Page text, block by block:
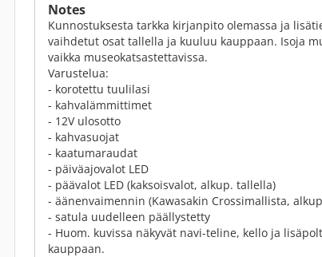
Notes
Kunnostuksesta tarkka kirjanpito olemassa ja
vaihdetut osat tallella ja kuuluu kauppaan. Isoja
vaikka museokatsastettavissa.
Varustelua:
- korotettu tuulilasi
- kahvalämmittimet
- 12V ulosotto
- kahvasuojat
- kaatumaraudat
- päiväajovalot LED
- päävalot LED (kaksoisvalot, alkup. tallella)
- äänenvaimennin (Kawasakin Crossimallista,
- satula uudelleen päällystetty
- Huom. kuvissa näkyvät navi-teline, kello ja
kauppaan.